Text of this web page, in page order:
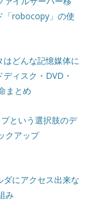
「robocopy」の使
どんな記憶媒体に
ィスク・DVD・
まとめ
という選択肢のデ
クアップ
ダにアクセス出来な
み